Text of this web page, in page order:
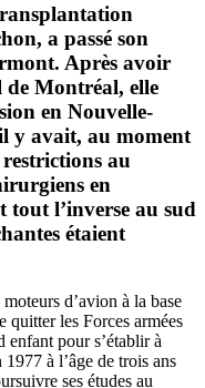
a passé son
Après avoir
de Montréal, elle
en Nouvelle-
y avait, au moment
restrictions au
en
tout l’inverse au sud
étaient
d’avion à la base
les Forces armées
enfant pour s’établir à
à l’âge de trois ans
ses études au